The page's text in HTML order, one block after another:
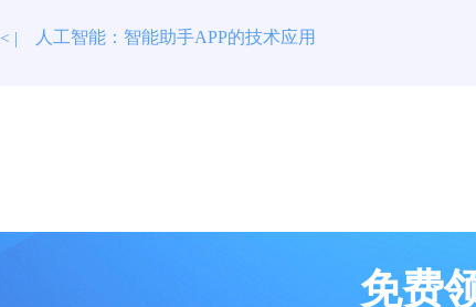
< | 人工智能：智能助手APP的技术应用
免费